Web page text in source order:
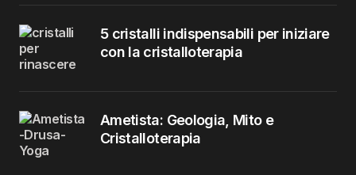
5 cristalli indispensabili per iniziare
con la cristalloterapia
Ametista: Geologia, Mito e
Cristalloterapia